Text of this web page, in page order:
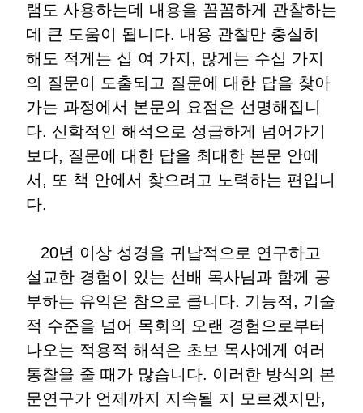
램도 사용하는데 내용을 꼼꼼하게 관찰하는
데 큰 도움이 됩니다. 내용 관찰만 충실히
해도 적게는 십 여 가지, 많게는 수십 가지
의 질문이 도출되고 질문에 대한 답을 찾아
가는 과정에서 본문의 요점은 선명해집니
다. 신학적인 해석으로 성급하게 넘어가기
보다, 질문에 대한 답을 최대한 본문 안에
서, 또 책 안에서 찾으려고 노력하는 편입니
다.
20년 이상 성경을 귀납적으로 연구하고
설교한 경험이 있는 선배 목사님과 함께 공
부하는 유익은 참으로 큽니다. 기능적, 기술
적 수준을 넘어 목회의 오랜 경험으로부터
나오는 적용적 해석은 초보 목사에게 여러
통찰을 줄 때가 많습니다. 이러한 방식의 본
문연구가 언제까지 지속될 지 모르겠지만,